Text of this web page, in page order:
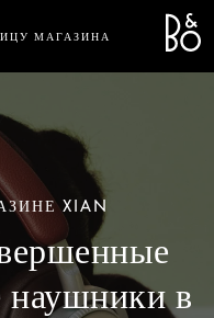
МАГАЗИНА
XIAN
наушники в